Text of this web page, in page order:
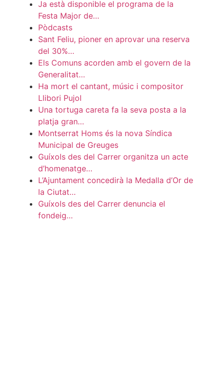
Ja està disponible el programa de la
Festa Major de…
Pòdcasts
Sant Feliu, pioner en aprovar una reserva
del 30%…
Els Comuns acorden amb el govern de la
Generalitat…
Ha mort el cantant, músic i compositor
Llibori Pujol
Una tortuga careta fa la seva posta a la
platja gran…
Montserrat Homs és la nova Síndica
Municipal de Greuges
Guíxols des del Carrer organitza un acte
d’homenatge…
L’Ajuntament concedirà la Medalla d’Or de
la Ciutat…
Guíxols des del Carrer denuncia el
fondeig…